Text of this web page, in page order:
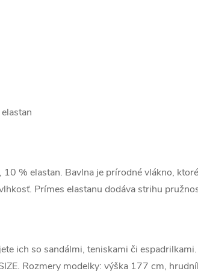
% elastan. Bavlna je prírodné vlákno,
Prímes elastanu dodáva strihu
ich so sandálmi, teniskami či espadrilkami.
Rozmery modelky: výška 177 cm,